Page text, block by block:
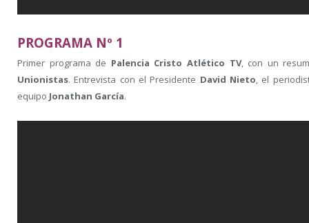
PROGRAMA Nº 1
Primer programa de Palencia Cristo Atlético TV, con un
Unionistas. Entrevista con el Presidente David Nieto, el
equipo Jonathan García.